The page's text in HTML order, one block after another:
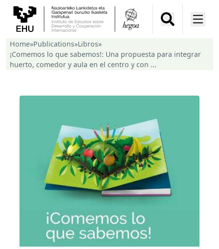
Home»Publications»Libros»
¡Comemos lo que sabemos!: Una propuesta para integrar
huerto, comedor y aula en el centro y con ...